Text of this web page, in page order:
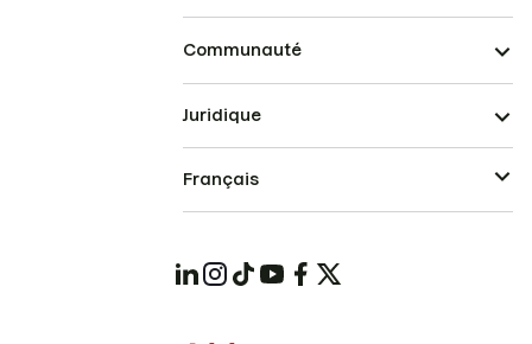
Communauté
Juridique
Français